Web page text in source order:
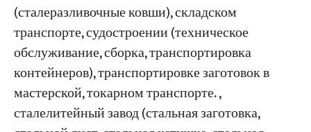
(сталеразливочные ковши), складском
транспорте, судостроении (техническое
обслуживание, сборка, транспортировка
контейнеров), транспортировке заготовок в
мастерской, токарном транспорте. ,
сталелитейный завод (стальная заготовка,